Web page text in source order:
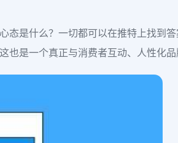
态是什么？一切都可以在推特上找到
是一个真正与消费者互动、人性化品